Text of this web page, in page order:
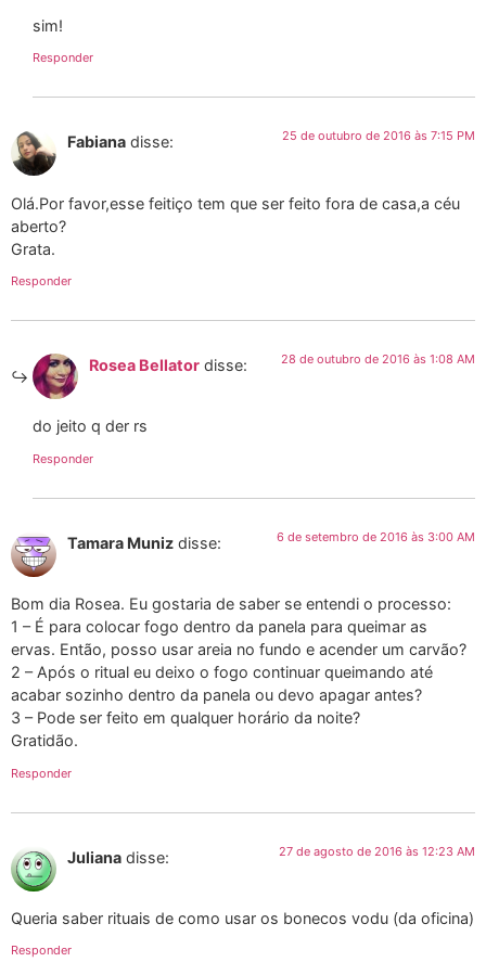
sim!
Responder
Fabiana disse: 25 de outubro de 2016 às 7:15 PM
Olá.Por favor,esse feitiço tem que ser feito fora de casa,a céu
aberto?
Grata.
Responder
Rosea Bellator disse: 28 de outubro de 2016 às 1:08 AM
do jeito q der rs
Responder
Tamara Muniz disse: 6 de setembro de 2016 às 3:00 AM
Bom dia Rosea. Eu gostaria de saber se entendi o processo:
1 – É para colocar fogo dentro da panela para queimar as
ervas. Então, posso usar areia no fundo e acender um carvão?
2 – Após o ritual eu deixo o fogo continuar queimando até
acabar sozinho dentro da panela ou devo apagar antes?
3 – Pode ser feito em qualquer horário da noite?
Gratidão.
Responder
Juliana disse: 27 de agosto de 2016 às 12:23 AM
Queria saber rituais de como usar os bonecos vodu (da oficina)
Responder